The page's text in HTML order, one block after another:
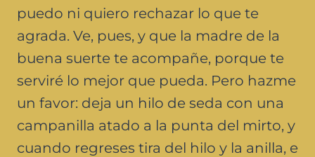
puedo ni quiero rechazar lo que te
agrada. Ve, pues, y que la madre de la
buena suerte te acompañe, porque te
serviré lo mejor que pueda. Pero hazme
un favor: deja un hilo de seda con una
campanilla atado a la punta del mirto, y
cuando regreses tira del hilo y la anilla, e